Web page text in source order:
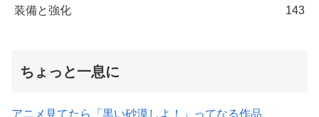
装備と強化 143
ちょっと一息に
アニメ見てたら「黒い砂漠しよ！」ってなる作品